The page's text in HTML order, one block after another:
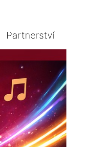
Partnerství